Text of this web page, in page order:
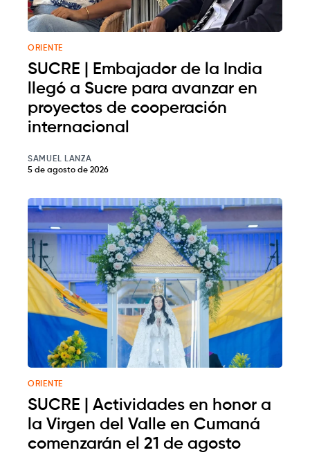
ORIENTE
SUCRE | Embajador de la India
llegó a Sucre para avanzar en
proyectos de cooperación
internacional
SAMUEL LANZA
5 de agosto de 2026
ORIENTE
SUCRE | Actividades en honor a
la Virgen del Valle en Cumaná
comenzarán el 21 de agosto